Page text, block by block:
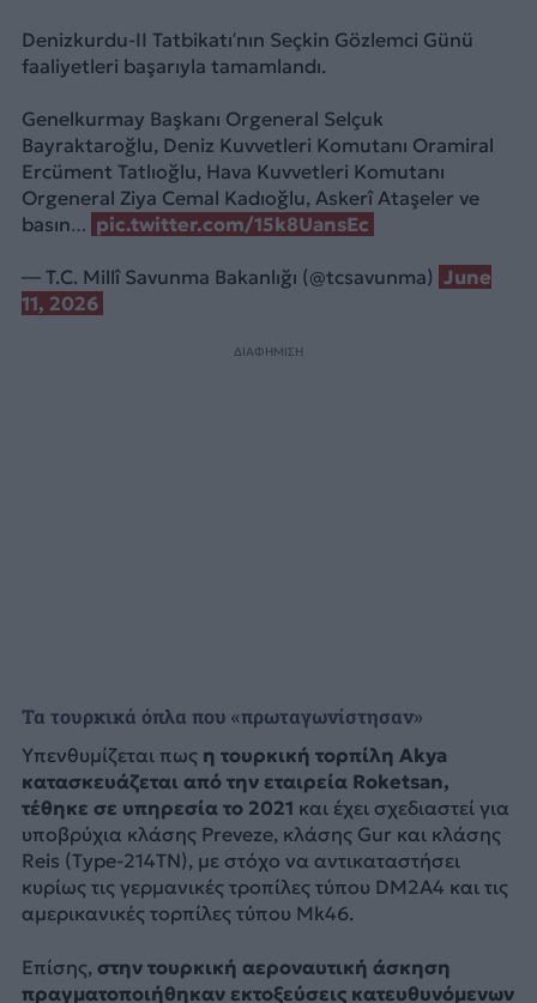
Denizkurdu-II Tatbikatı’nın Seçkin Gözlemci Günü
faaliyetleri başarıyla tamamlandı.
Genelkurmay Başkanı Orgeneral Selçuk
Bayraktaroğlu, Deniz Kuvvetleri Komutanı Oramiral
Ercüment Tatlıoğlu, Hava Kuvvetleri Komutanı
Orgeneral Ziya Cemal Kadıoğlu, Askerî Ataşeler ve
basın… pic.twitter.com/15k8UansEc
— T.C. Millî Savunma Bakanlığı (@tcsavunma) June
11, 2026
ΔΙΑΦΗΜΙΣΗ
Τα τουρκικά όπλα που «πρωταγωνίστησαν»
Υπενθυμίζεται πωςη τουρκική τορπίλη Akya
κατασκευάζεται από την εταιρεία Roketsan,
τέθηκε σε υπηρεσία το 2021 και έχει σχεδιαστεί για
υποβρύχια κλάσης Preveze, κλάσης Gur και κλάσης
Reis (Type-214TN), με στόχο να αντικαταστήσει
κυρίως τις γερμανικές τροπίλες τύπου DM2A4 και τις
αμερικανικές τορπίλες τύπου Mk46.
Επίσης, στην τουρκική αεροναυτική άσκηση
πραγματοποιήθηκαν εκτοξεύσεις κατευθυνόμενων